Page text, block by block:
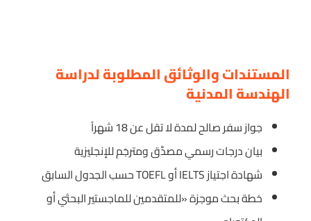
المستندات والوثائق المطلوبة لدراسة
الهندسة المدنية
جواز سفر صالح لمدة لا تقل عن 18 شهراً
بيان درجات رسمي مصدَّق ومترجَم للإنجليزية
شهادة اجتياز IELTS أو TOEFL حسب الجدول السابق
خطة بحث موجزة «للمتقدمين للماجستير البحثي أو